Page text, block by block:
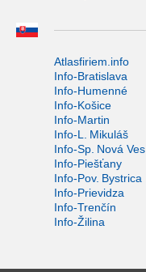
Atlasfiriem.info
Info-Bratislava
Info-Humenné
Info-Košice
Info-Martin
Info-L. Mikuláš
Info-Sp. Nová Ves
Info-Piešťany
Info-Pov. Bystrica
Info-Prievidza
Info-Trenčín
Info-Žilina